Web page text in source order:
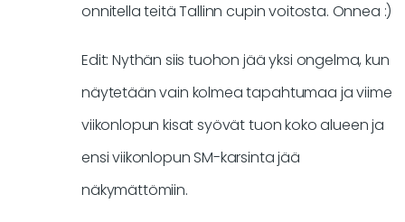
onnitella teitä Tallinn cupin voitosta. Onnea :)
Edit: Nythän siis tuohon jää yksi ongelma, kun
näytetään vain kolmea tapahtumaa ja viime
viikonlopun kisat syövät tuon koko alueen ja
ensi viikonlopun SM-karsinta jää
näkymättömiin.